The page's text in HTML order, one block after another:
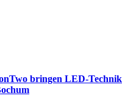
bringen LED-